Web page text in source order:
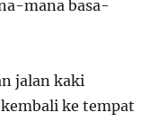
mana basa-
jalan kaki
ke tempat